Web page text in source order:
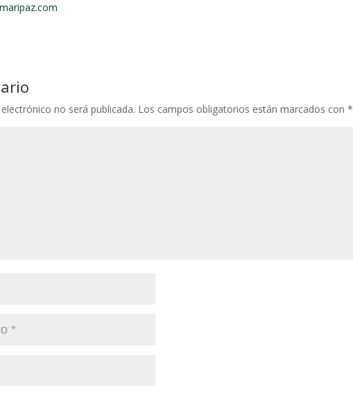
no será publicada. Los campos obligatorios están marcados con*